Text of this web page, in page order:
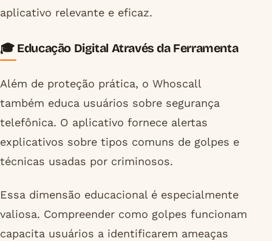
aplicativo relevante e eficaz.
🎓 Educação Digital Através da Ferramenta
Além de proteção prática, o Whoscall
também educa usuários sobre segurança
telefônica. O aplicativo fornece alertas
explicativos sobre tipos comuns de golpes e
técnicas usadas por criminosos.
Essa dimensão educacional é especialmente
valiosa. Compreender como golpes funcionam
capacita usuários a identificarem ameaças